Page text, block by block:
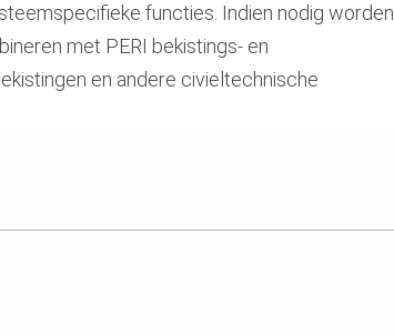
functies. Indien nodig worden
met PERI bekistings- en
en andere civieltechnische